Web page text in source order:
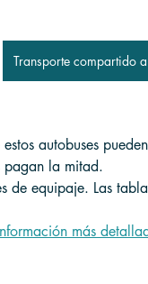
Transporte compartido
autobuses
pagan la mitad.
de equipaje. Las
más